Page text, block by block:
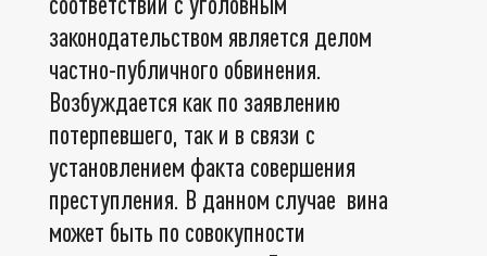
законодательством является делом
частно-публичного обвинения.
Возбуждается как по заявлению
потерпевшего, так и в связи с
установлением факта совершения
преступления. В данном случае вина
может быть по совокупности